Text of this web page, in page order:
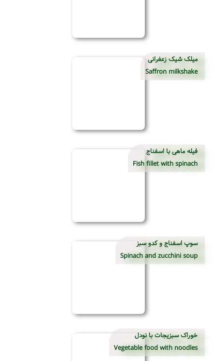
میلک شیک زعفرانی
Saffron milkshake
فیله ماهی با اسفناج
Fish fillet with spinach
سوپ اسفناج و کدو سبز
Spinach and zucchini soup
خوراک سبزیجات با نودل
Vegetable food with noodles